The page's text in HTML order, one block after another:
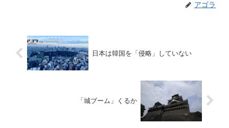
アゴラ
日本は韓国を「侵略」していない
「城ブーム」くるか